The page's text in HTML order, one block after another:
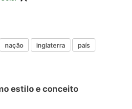
nação inglaterra país
estilo e conceito